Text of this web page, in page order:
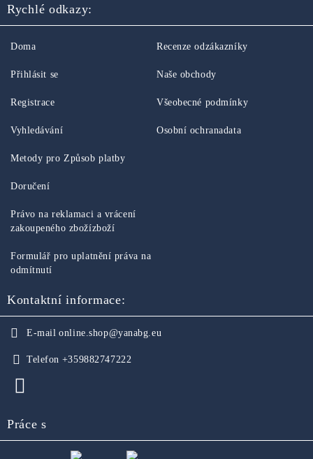
Rychlé odkazy:
Doma
Přihlásit se
Registrace
Vyhledávání
Recenze odzákazníky
Naše obchody
Všeobecné podmínky
Osobní ochranadata
Metody pro Způsob platby
Doručení
Právo na reklamaci a vrácení
zakoupeného zbožízboží
Formulář pro uplatnění práva na
odmítnutí
Kontaktní informace:
E-mail online.shop@yanabg.eu
Telefon +359882747222
Práce s